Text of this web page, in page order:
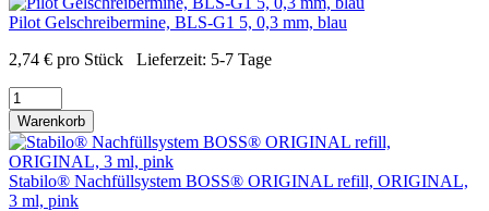
Pilot Gelschreibermine, BLS-G1 5, 0,3 mm, blau
2,74 € pro Stück Lieferzeit: 5-7 Tage
Warenkorb
Stabilo® Nachfüllsystem BOSS® ORIGINAL refill, ORIGINAL,
3 ml, pink